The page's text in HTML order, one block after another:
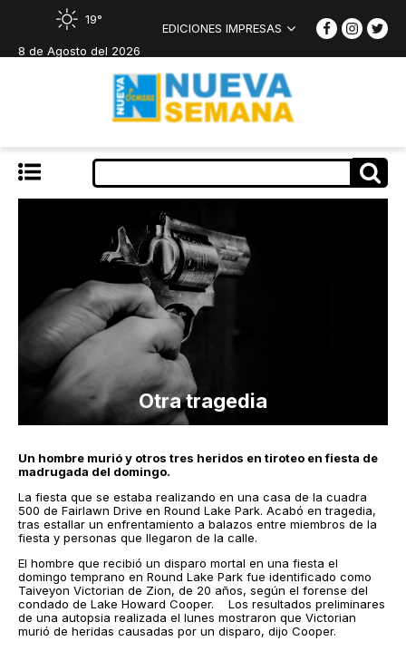
19°
8 de Agosto del 2026
EDICIONES IMPRESAS
Otra tragedia
Un hombre murió y otros tres heridos en tiroteo en fiesta de
madrugada del domingo.
La fiesta que se estaba realizando en una casa de la cuadra
500 de Fairlawn Drive en Round Lake Park. Acabó en tragedia,
tras estallar un enfrentamiento a balazos entre miembros de la
fiesta y personas que llegaron de la calle.
El hombre que recibió un disparo mortal en una fiesta el
domingo temprano en Round Lake Park fue identificado como
Taiveyon Victorian de Zion, de 20 años, según el forense del
condado de Lake Howard Cooper. Los resultados preliminares
de una autopsia realizada el lunes mostraron que Victorian
murió de heridas causadas por un disparo, dijo Cooper.